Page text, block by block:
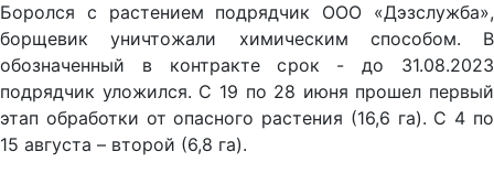
Боролся с растением подрядчик ООО «Дэзслужба»,
борщевик уничтожали химическим способом. В
обозначенный в контракте срок - до 31.08.2023
подрядчик уложился. С 19 по 28 июня прошел первый
этап обработки от опасного растения (16,6 га). С 4 по
15 августа – второй (6,8 га).